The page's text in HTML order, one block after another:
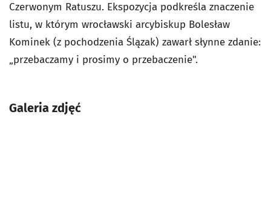
Czerwonym Ratuszu. Ekspozycja podkreśla znaczenie
listu, w którym wrocławski arcybiskup Bolesław
Kominek (z pochodzenia Ślązak) zawarł słynne zdanie:
„prze­baczamy i prosimy o przebaczenie".
Galeria zdjęć